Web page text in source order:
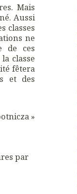
Mais
Aussi
classes
ne
de ces
classe
fêtera
et des
»
par